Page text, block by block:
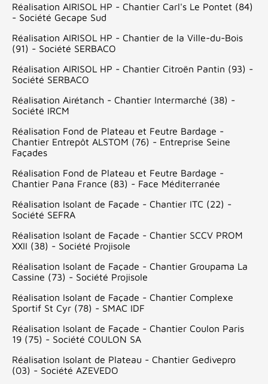
Réalisation AIRISOL HP - Chantier Carl's Le Pontet (84)
- Société Gecape Sud
Réalisation AIRISOL HP - Chantier de la Ville-du-Bois
(91) - Société SERBACO
Réalisation AIRISOL HP - Chantier Citroën Pantin (93) -
Société SERBACO
Réalisation Airétanch - Chantier Intermarché (38) -
Société IRCM
Réalisation Fond de Plateau et Feutre Bardage -
Chantier Entrepôt ALSTOM (76) - Entreprise Seine
Façades
Réalisation Fond de Plateau et Feutre Bardage -
Chantier Pana France (83) - Face Méditerranée
Réalisation Isolant de Façade - Chantier ITC (22) -
Société SEFRA
Réalisation Isolant de Façade - Chantier SCCV PROM
XXII (38) - Société Projisole
Réalisation Isolant de Façade - Chantier Groupama La
Cassine (73) - Société Projisole
Réalisation Isolant de Façade - Chantier Complexe
Sportif St Cyr (78) - SMAC IDF
Réalisation Isolant de Façade - Chantier Coulon Paris
19 (75) - Société COULON SA
Réalisation Isolant de Plateau - Chantier Gedivepro
(03) - Société AZEVEDO